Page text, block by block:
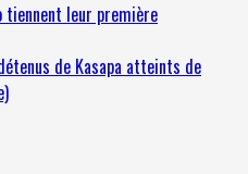
tiennent leur première
de Kasapa atteints de